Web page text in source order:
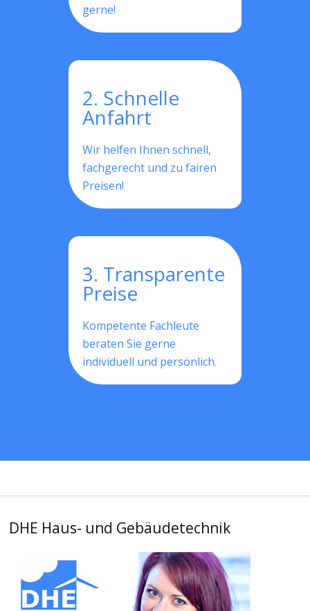
gerne!
2. Schnelle
Anfahrt
Wir helfen Ihnen schnell,
fachgerecht und zu fairen
Preisen!
3. Transparente
Preise
Kompetente Fachleute
beraten Sie gerne
individuell und persönlich.
DHE Haus- und Gebäudetechnik